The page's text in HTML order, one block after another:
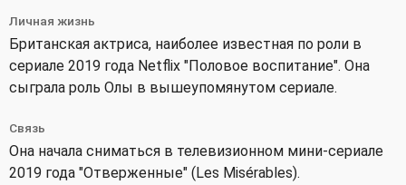
Личная жизнь
Британская актриса, наиболее известная по роли в
сериале 2019 года Netflix "Половое воспитание". Она
сыграла роль Олы в вышеупомянутом сериале.
Связь
Она начала сниматься в телевизионном мини-сериале
2019 года "Отверженные" (Les Misérables).